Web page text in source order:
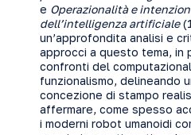
e Operazionalità e
dell’intelligenza artificiale
un’approfondita analisi e
approcci a questo tema, in
confronti del
funzionalismo, delineando
concezione di stampo
affermare, come spesso
i moderni robot umanoidi